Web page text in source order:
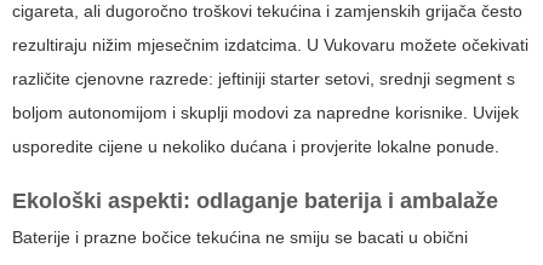
cigareta, ali dugoročno troškovi tekućina i zamjenskih grijača često
rezultiraju nižim mjesečnim izdatcima. U Vukovaru možete očekivati
različite cjenovne razrede: jeftiniji starter setovi, srednji segment s
boljom autonomijom i skuplji modovi za napredne korisnike. Uvijek
usporedite cijene u nekoliko dućana i provjerite lokalne ponude.
Ekološki aspekti: odlaganje baterija i ambalaže
Baterije i prazne bočice tekućina ne smiju se bacati u obični